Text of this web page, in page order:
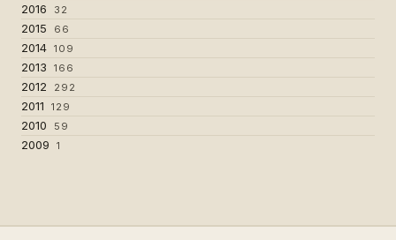
2016 32
2015 66
2014 109
2013 166
2012 292
2011 129
2010 59
2009 1